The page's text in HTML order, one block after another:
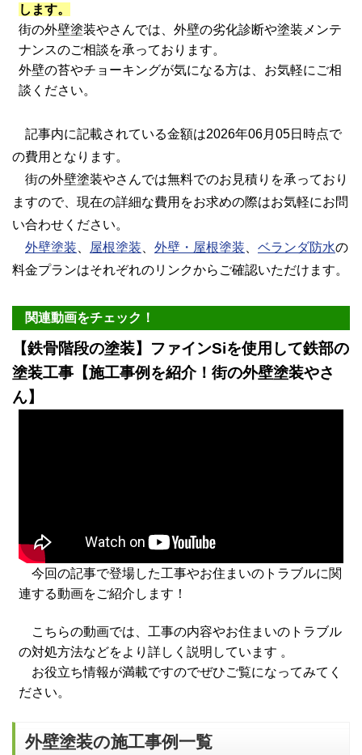
します。
街の外壁塗装やさんでは、外壁の劣化診断や塗装メンテ
ナンスのご相談を承っております。
外壁の苔やチョーキングが気になる方は、お気軽にご相
談ください。
記事内に記載されている金額は2026年06月05日時点で
の費用となります。
街の外壁塗装やさんでは無料でのお見積りを承っており
ますので、現在の詳細な費用をお求めの際はお気軽にお問
い合わせください。
外壁塗装
屋根塗装 外壁・屋根塗装 ベランダ防水の
料金プランはそれぞれのリンクからご確認いただけます。
関連動画をチェック！
【鉄骨階段の塗装】ファインSiを使用して鉄部の
塗装工事【施工事例を紹介！街の外壁塗装やさ
ん】
今回の記事で登場した工事やお住まいのトラブルに関
連する動画をご紹介します！
こちらの動画では、工事の内容やお住まいのトラブル
の対処方法などをより詳しく説明しています 。
お役立ち情報が満載ですのでぜひご覧になってみてく
ださい。
外壁塗装の施工事例一覧